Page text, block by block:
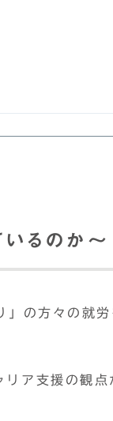
るのか～
の方々の就
ア支援の観